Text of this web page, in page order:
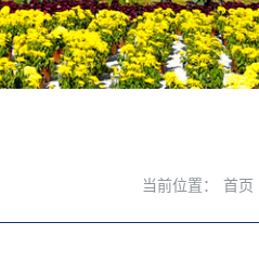
当前位置： 首页